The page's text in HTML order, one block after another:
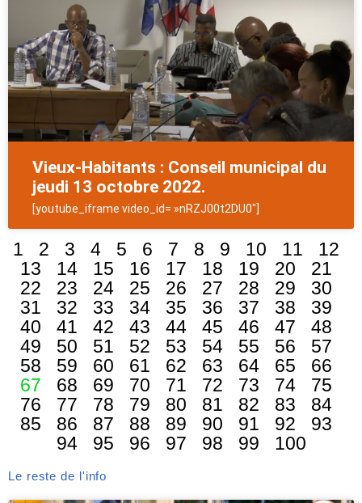
Vieux-Habitants : Conseil municipal du
jeudi 13 octobre 2022.
[youtube_iframe video_id= »nRZJ00t2DU0″]
1 2 3 4 5 6 7 8 9 10 11
12
13
14 15 16 17 18 19 20
21
22
23 24 25 26 27 28 29
30
31
32 33 34 35 36 37 38
39
40
41 42 43 44 45 46 47
48
49
50 51 52 53 54 55 56
57
58
59 60 61 62 63 64 65
66
67
68 69 70 71 72 73 74
75
76
77 78 79 80 81 82 83
84
85
86 87 88 89 90 91 92
93
94
95 96 97 98 99 100
Le reste de l'info